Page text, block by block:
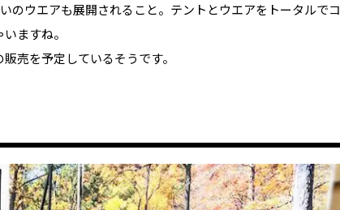
のウエアも展開されること。テントとウエアをトータルでコ
ますね。
売を予定しているそうです。